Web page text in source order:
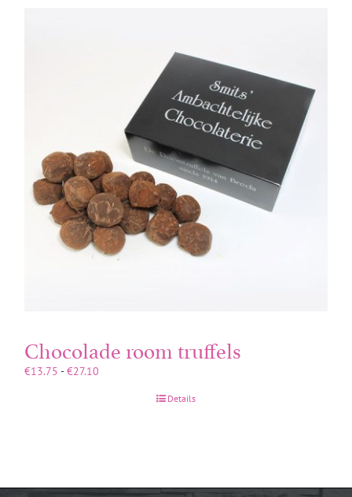
Chocolade room truffels
€13.75 - €27.10
Details